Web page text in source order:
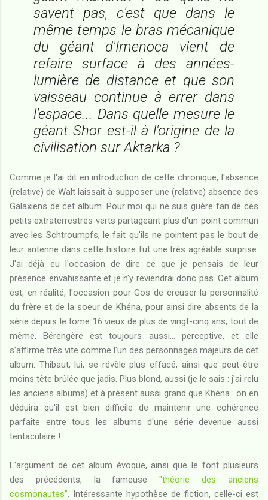
savent pas, c'est que dans le
même temps le bras mécanique
du géant d'Imenoca vient de
refaire surface à des années-
lumière de distance et que son
vaisseau continue à errer dans
l'espace... Dans quelle mesure le
géant Shor est-il à l'origine de la
civilisation sur Aktarka ?
Comme je l'ai dit en introduction de cette chronique, l'absence
(relative) de Walt laissait à supposer une (relative) absence des
Galaxiens de cet album. Pour moi qui ne suis guère fan de ces
petits extraterrestres verts partageant plus d'un point commun
avec les Schtroumpfs, le fait qu'ils ne pointent pas le bout de
leur antenne dans cette histoire fut une très agréable surprise.
J'ai déjà eu l'occasion de dire ce que je pensais de leur
présence envahissante et je n'y reviendrai donc pas. Cet album
est, en réalité, l'occasion pour Gos de creuser la personnalité
du frère et de la soeur de Khéna, pour ainsi dire absents de la
série depuis le tome 16 vieux de plus de vingt-cinq ans, tout de
même. Bérengère est toujours aussi... perceptive, et elle
s'affirme très vite comme l'un des personnages majeurs de cet
album. Thibaut, lui, se révèle plus effacé, ainsi que peut-être
moins tête brûlée que jadis. Plus blond, aussi (je le sais : j'ai relu
les anciens albums) et à présent aussi grand que Khéna : on en
déduira qu'il est bien difficile de maintenir une cohérence
parfaite entre tous les albums d'une série devenue aussi
tentaculaire !
L'argument de cet album évoque, ainsi que le font plusieurs
des précédents, la fameuse"théorie des anciens
cosmonautes". Intéressante hypothèse de fiction, celle-ci est